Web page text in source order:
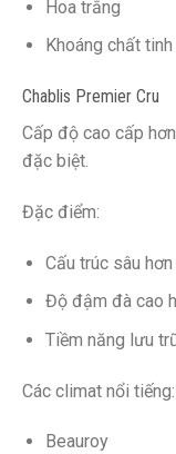
Hoa trắng
Khoáng chất
Chablis Premier Cru
Cấp độ cao cấp
đặc biệt.
Đặc điểm:
Cấu trúc sâu hơn
Độ đậm đà cao
Tiềm năng lưu
Các climat nổi tiếng:
Beauroy